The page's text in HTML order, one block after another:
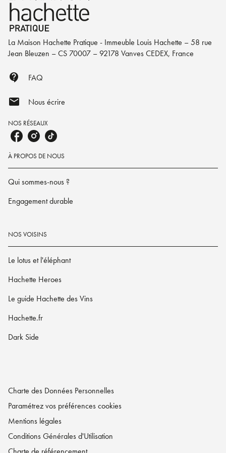
La Maison Hachette Pratique - Immeuble Louis Hachette – 58 rue
Jean Bleuzen – CS 70007 – 92178 Vanves CEDEX, France
contact_support FAQ
mail Nous écrire
NOS RÉSEAUX
À PROPOS DE NOUS
Qui sommes-nous ?
Engagement durable
NOS VOISINS
Le lotus et l'éléphant
Hachette Heroes
Le guide Hachette des Vins
Hachette.fr
Dark Side
Charte des Données Personnelles
Paramétrez vos préférences cookies
Mentions légales
Conditions Générales d'Utilisation